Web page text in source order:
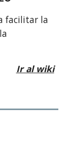
facilitar la
Ir al wiki